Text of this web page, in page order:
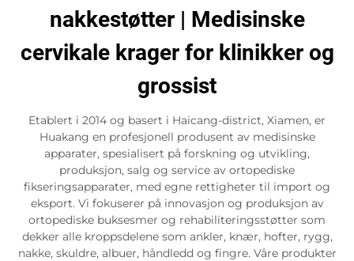
nakkestøtter | Medisinske
cervikale krager for klinikker og
grossist
Etablert i 2014 og basert i Haicang-district, Xiamen, er
Huakang en profesjonell produsent av medisinske
apparater, spesialisert på forskning og utvikling,
produksjon, salg og service av ortopediske
fikseringsapparater, med egne rettigheter til import og
eksport. Vi fokuserer på innovasjon og produksjon av
ortopediske buksesmer og rehabiliteringsstøtter som
dekker alle kroppsdelene som ankler, knær, hofter, rygg,
nakke, skuldre, albuer, håndledd og fingre. Våre produkter